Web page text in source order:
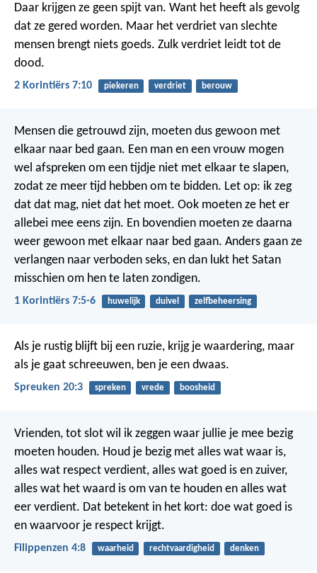
Daar krijgen ze geen spijt van. Want het heeft als gevolg
dat ze gered worden. Maar het verdriet van slechte
mensen brengt niets goeds. Zulk verdriet leidt tot de
dood.
2 Korintiërs 7:10 piekeren verdriet berouw
Mensen die getrouwd zijn, moeten dus gewoon met
elkaar naar bed gaan. Een man en een vrouw mogen
wel afspreken om een tijdje niet met elkaar te slapen,
zodat ze meer tijd hebben om te bidden. Let op: ik zeg
dat dat mag, niet dat het moet. Ook moeten ze het er
allebei mee eens zijn. En bovendien moeten ze daarna
weer gewoon met elkaar naar bed gaan. Anders gaan ze
verlangen naar verboden seks, en dan lukt het Satan
misschien om hen te laten zondigen.
1 Korintiërs 7:5-6 huwelijk duivel zelfbeheersing
Als je rustig blijft bij een ruzie, krijg je waardering, maar
als je gaat schreeuwen, ben je een dwaas.
Spreuken 20:3 spreken vrede boosheid
Vrienden, tot slot wil ik zeggen waar jullie je mee bezig
moeten houden. Houd je bezig met alles wat waar is,
alles wat respect verdient, alles wat goed is en zuiver,
alles wat het waard is om van te houden en alles wat
eer verdient. Dat betekent in het kort: doe wat goed is
en waarvoor je respect krijgt.
Filippenzen 4:8 waarheid rechtvaardigheid denken